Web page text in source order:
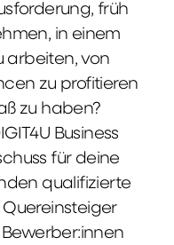
früh
in einem
arbeiten, von
zu profitieren
zu haben?
Business
für deine
qualifizierte